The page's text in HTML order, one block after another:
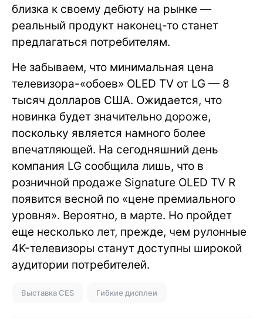
близка к своему дебюту на рынке —
реальный продукт наконец-то станет
предлагаться потребителям.
Не забываем, что минимальная цена
телевизора-«обоев» OLED TV от LG — 8
тысяч долларов США. Ожидается, что
новинка будет значительно дороже,
поскольку является намного более
впечатляющей. На сегодняшний день
компания LG сообщила лишь, что в
розничной продаже Signature OLED TV R
появится весной по «цене премиального
уровня». Вероятно, в марте. Но пройдет
еще несколько лет, прежде, чем рулонные
4K-телевизоры станут доступны широкой
аудитории потребителей.
Выставка CES Гибкие дисплеи